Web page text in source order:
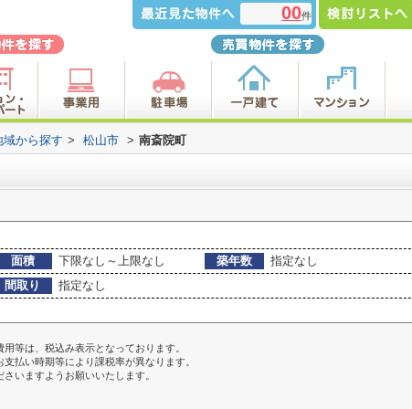
00件
域から探す > 松山市 > 南斎院町
面積 下限なし～上限なし 築年数
指定なし
間取り
指定なし
等は、税込み表示となっております。
払い時期等により課税率が異なります。
いますようお願いいたします。